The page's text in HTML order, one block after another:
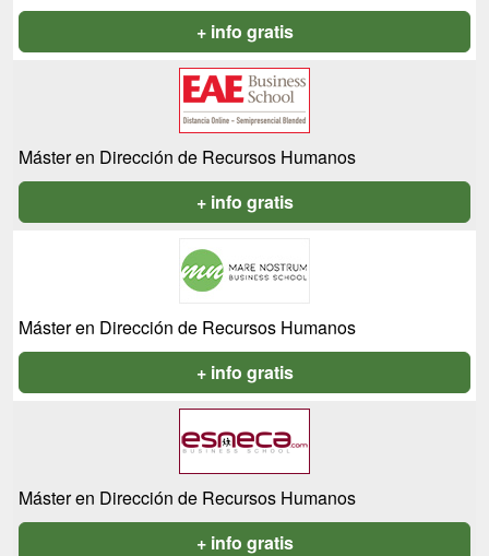
+ info gratis
Máster en Dirección de Recursos Humanos
+ info gratis
Máster en Dirección de Recursos Humanos
+ info gratis
Máster en Dirección de Recursos Humanos
+ info gratis